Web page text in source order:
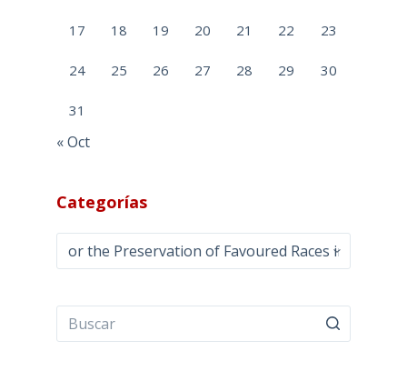
17 18 19 20 21 22 23
24 25 26 27 28 29 30
31
« Oct
Categorías
Categorías